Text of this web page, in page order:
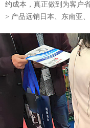
约成本，真正做到为客户
> 产品远销日本、东南亚